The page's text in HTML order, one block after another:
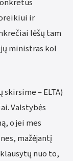
ir
lėšų tam
ministras kol
– ELTA)
Valstybės
o jei mes
mažėjantį
nuo to,